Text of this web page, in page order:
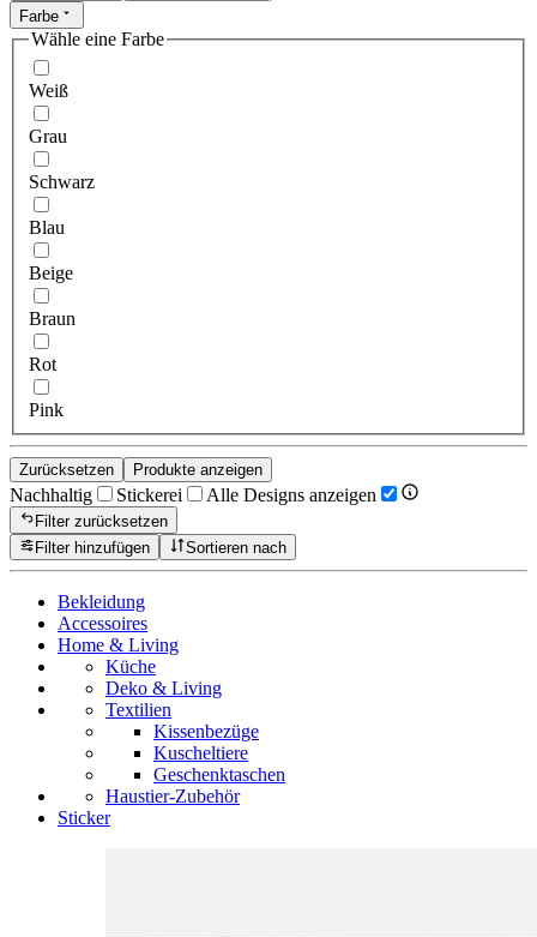
Farbe
Wähle eine Farbe
Weiß
Grau
Schwarz
Blau
Beige
Braun
Rot
Pink
Zurücksetzen Produkte anzeigen
Nachhaltig Stickerei Alle Designs anzeigen
Filter zurücksetzen
Filter hinzufügen
Sortieren nach
Bekleidung
Accessoires
Home & Living
Küche
Deko & Living
Textilien
Kissenbezüge
Kuscheltiere
Geschenktaschen
Haustier-Zubehör
Sticker